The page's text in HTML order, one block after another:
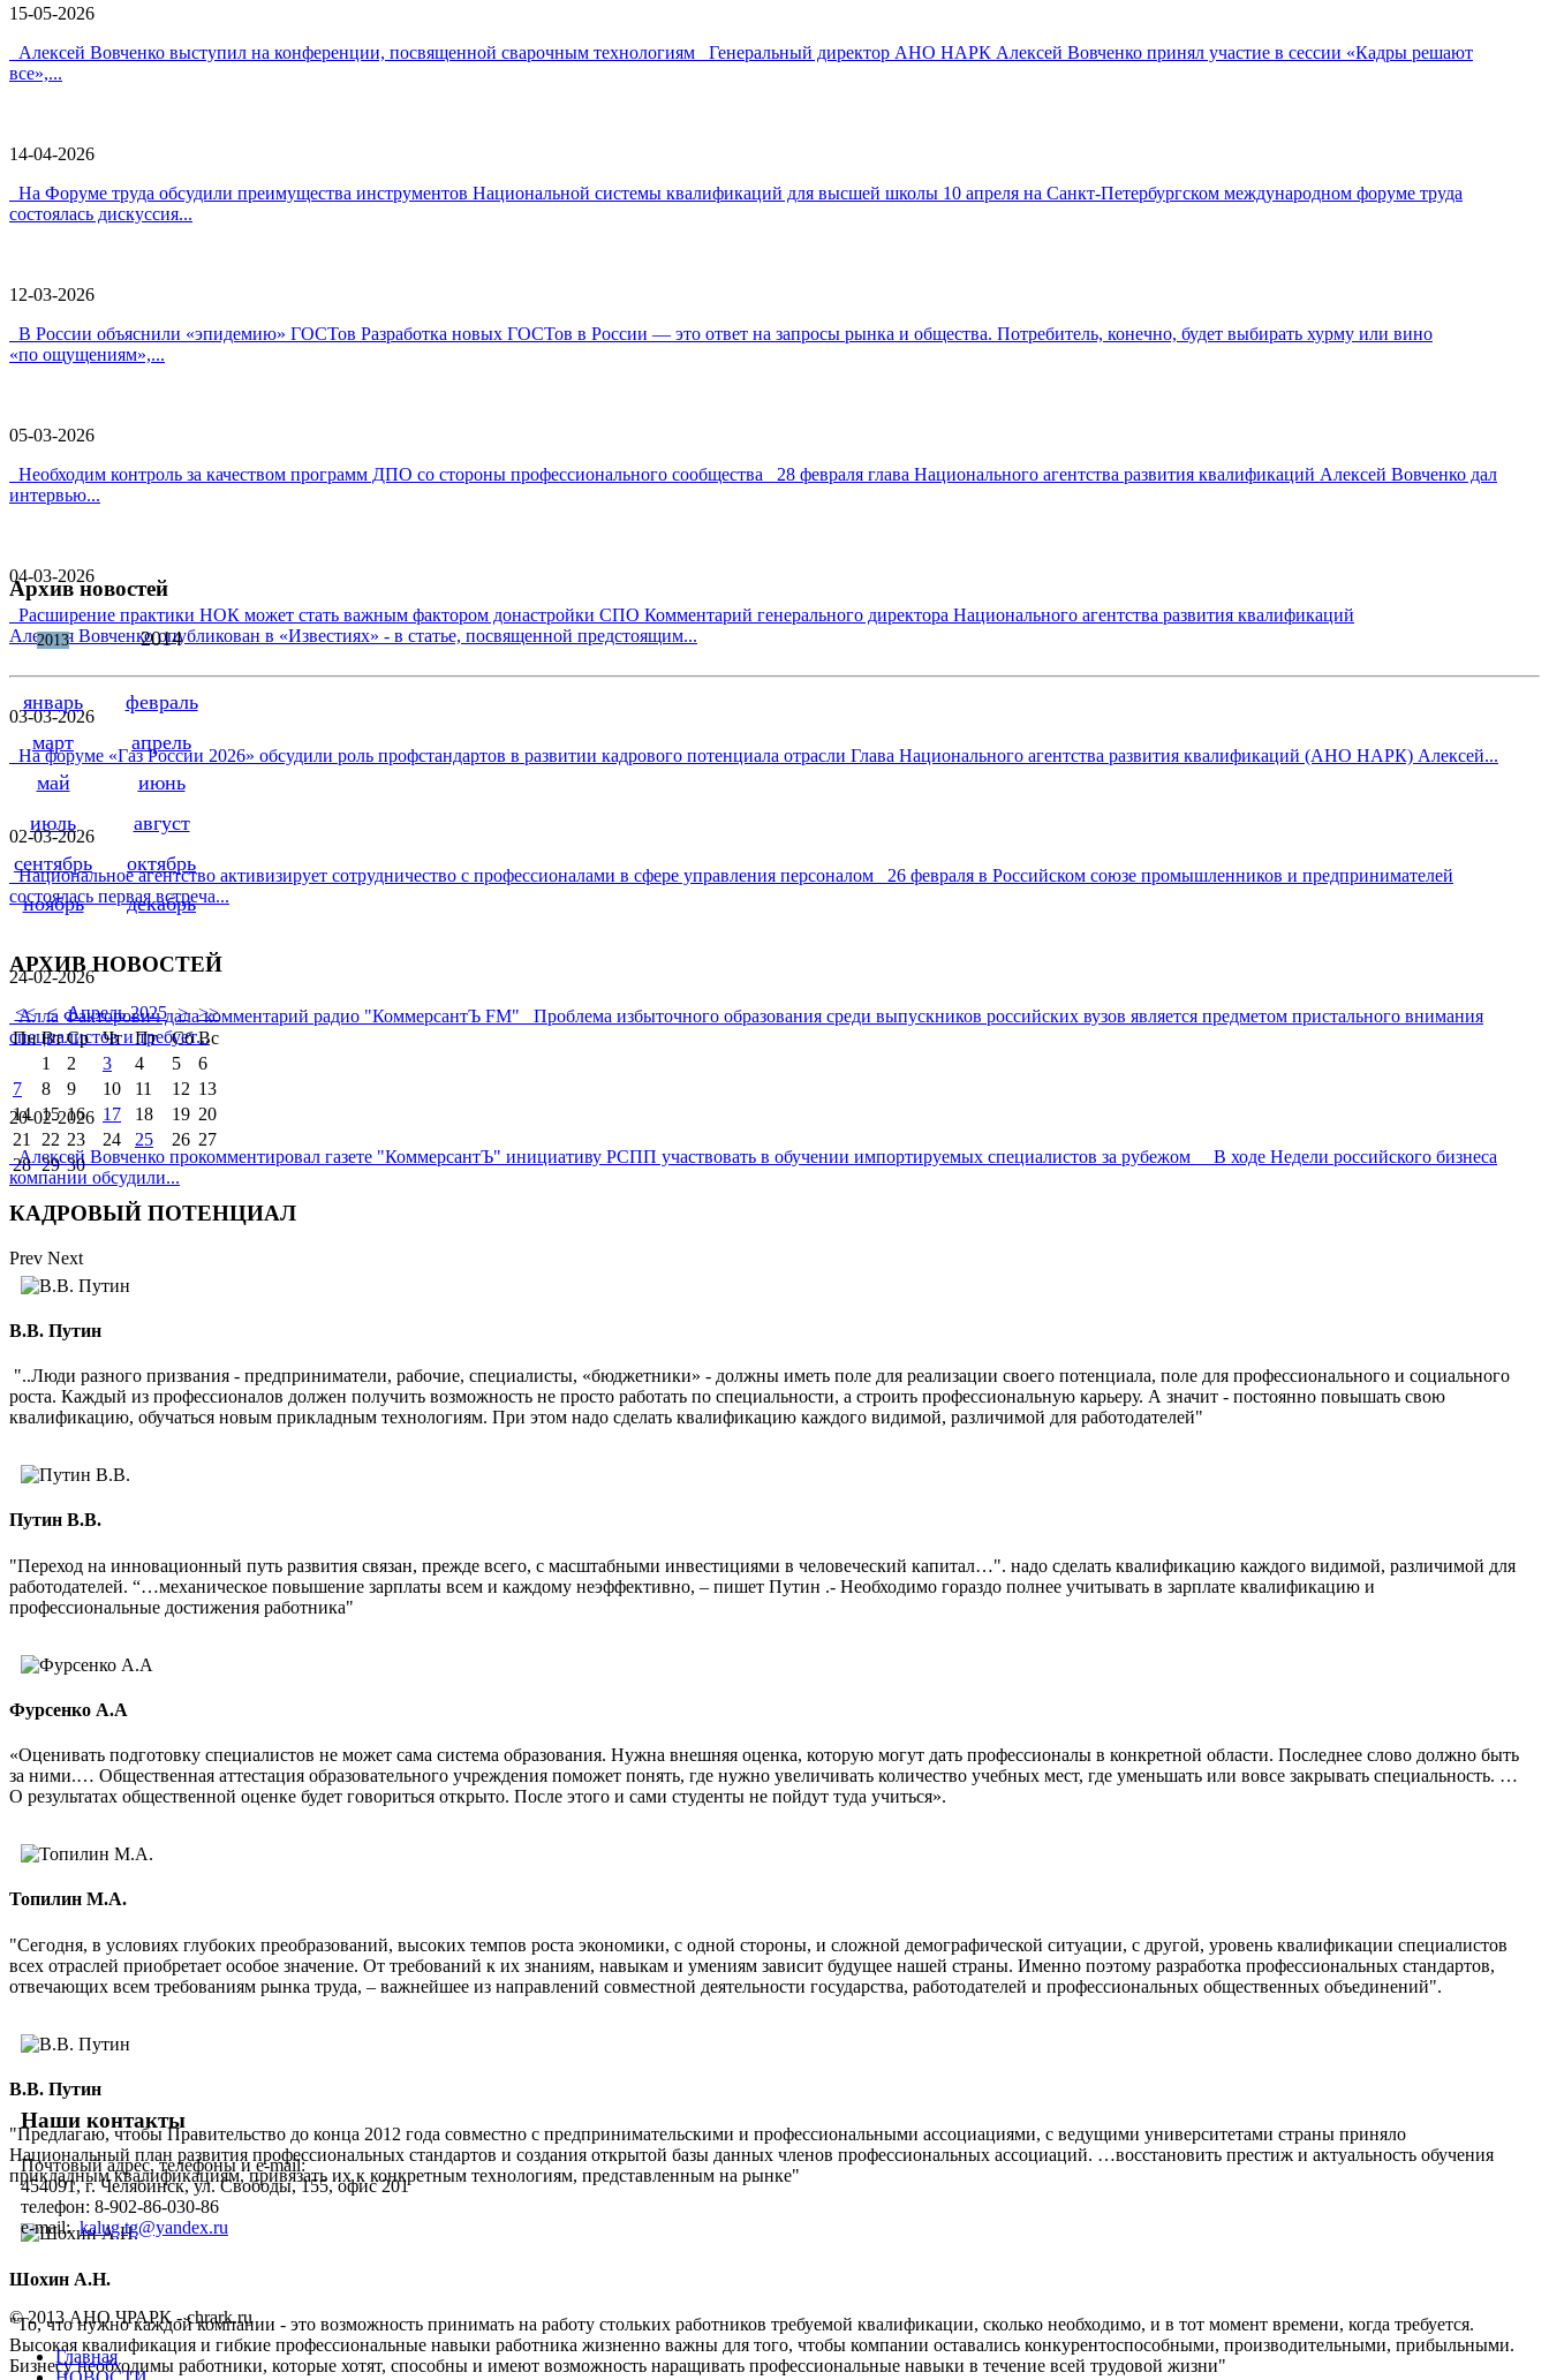
15-05-2026
Алексей Вовченко выступил на конференции, посвященной сварочным технологиям Генеральный директор АНО НАРК Алексей Вовченко принял участие в сессии «Кадры решают
все»,...
14-04-2026
На Форуме труда обсудили преимущества инструментов Национальной системы квалификаций для высшей школы 10 апреля на Санкт-Петербургском международном форуме труда
состоялась дискуссия...
12-03-2026
В России объяснили «эпидемию» ГОСТов Разработка новых ГОСТов в России — это ответ на запросы рынка и общества. Потребитель, конечно, будет выбирать хурму или вино
«по ощущениям»,...
05-03-2026
Необходим контроль за качеством программ ДПО со стороны профессионального сообщества 28 февраля глава Национального агентства развития квалификаций Алексей Вовченко дал
интервью...
04-03-2026
Расширение практики НОК может стать важным фактором донастройки СПО Комментарий генерального директора Национального агентства развития квалификаций
Алексея Вовченко опубликован в «Известиях» - в статье, посвященной предстоящим...
03-03-2026
На форуме «Газ России 2026» обсудили роль профстандартов в развитии кадрового потенциала отрасли Глава Национального агентства развития квалификаций (АНО НАРК) Алексей...
02-03-2026
Национальное агентство активизирует сотрудничество с профессионалами в сфере управления персоналом 26 февраля в Российском союзе промышленников и предпринимателей
состоялась первая встреча...
24-02-2026
Алла Факторович дала комментарий радио "КоммерсантЪ FM" Проблема избыточного образования среди выпускников российских вузов является предметом пристального внимания
специалистов и требует...
20-02-2026
Алексей Вовченко прокомментировал газете "КоммерсантЪ" инициативу РСПП участвовать в обучении импортируемых специалистов за рубежом В ходе Недели российского бизнеса
компании обсудили...
Архив новостей
2013 2014
январь
февраль
март
апрель
май
июнь
июль
август
сентябрь
октябрь
ноябрь
декабрь
АРХИВ НОВОСТЕЙ
<< < Апрель 2025 > >>
Пн Вт Ср Чт Пт Сб Вс
1
2 3 4 5
6
7
8 9 10 11 12 13
14 15 16 17 18 19 20
21
22 23 24 25 26 27
28 29 30
КАДРОВЫЙ ПОТЕНЦИАЛ
Prev Next
В.В. Путин
"..Люди разного призвания - предприниматели, рабочие, специалисты, «бюджетники» - должны иметь поле для реализации своего потенциала, поле для профессионального и социального
роста. Каждый из профессионалов должен получить возможность не просто работать по специальности, а строить профессиональную карьеру. А значит - постоянно повышать свою
квалификацию, обучаться новым прикладным технологиям. При этом надо сделать квалификацию каждого видимой, различимой для работодателей"
Путин В.В.
"Переход на инновационный путь развития связан, прежде всего, с масштабными инвестициями в человеческий капитал…". надо сделать квалификацию каждого видимой, различимой для
работодателей. “…механическое повышение зарплаты всем и каждому неэффективно, – пишет Путин .- Необходимо гораздо полнее учитывать в зарплате квалификацию и
профессиональные достижения работника"
Фурсенко А.А
«Оценивать подготовку специалистов не может сама система образования. Нужна внешняя оценка, которую могут дать профессионалы в конкретной области. Последнее слово должно быть
за ними.… Общественная аттестация образовательного учреждения поможет понять, где нужно увеличивать количество учебных мест, где уменьшать или вовсе закрывать специальность. …
О результатах общественной оценке будет говориться открыто. После этого и сами студенты не пойдут туда учиться».
Топилин М.А.
"Сегодня, в условиях глубоких преобразований, высоких темпов роста экономики, с одной стороны, и сложной демографической ситуации, с другой, уровень квалификации специалистов
всех отраслей приобретает особое значение. От требований к их знаниям, навыкам и умениям зависит будущее нашей страны. Именно поэтому разработка профессиональных стандартов,
отвечающих всем требованиям рынка труда, – важнейшее из направлений совместной деятельности государства, работодателей и профессиональных общественных объединений".
В.В. Путин
"Предлагаю, чтобы Правительство до конца 2012 года совместно с предпринимательскими и профессиональными ассоциациями, с ведущими университетами страны приняло
Национальный план развития профессиональных стандартов и создания открытой базы данных членов профессиональных ассоциаций. …восстановить престиж и актуальность обучения
прикладным квалификациям, привязать их к конкретным технологиям, представленным на рынке"
Шохин А.Н.
"То, что нужно каждой компании - это возможность принимать на работу стольких работников требуемой квалификации, сколько необходимо, и в тот момент времени, когда требуется.
Высокая квалификация и гибкие профессиональные навыки работника жизненно важны для того, чтобы компании оставались конкурентоспособными, производительными, прибыльными.
Бизнесу необходимы работники, которые хотят, способны и имеют возможность наращивать профессиональные навыки в течение всей трудовой жизни"
Наши контакты
Почтовый адрес, телефоны и e-mail:
454091, г. Челябинск, ул. Свободы, 155, офис 201
телефон: 8-902-86-030-86
e-mail:kalug.tg@yandex.ru
© 2013 АНО ЧРАРК - chrark.ru
Главная